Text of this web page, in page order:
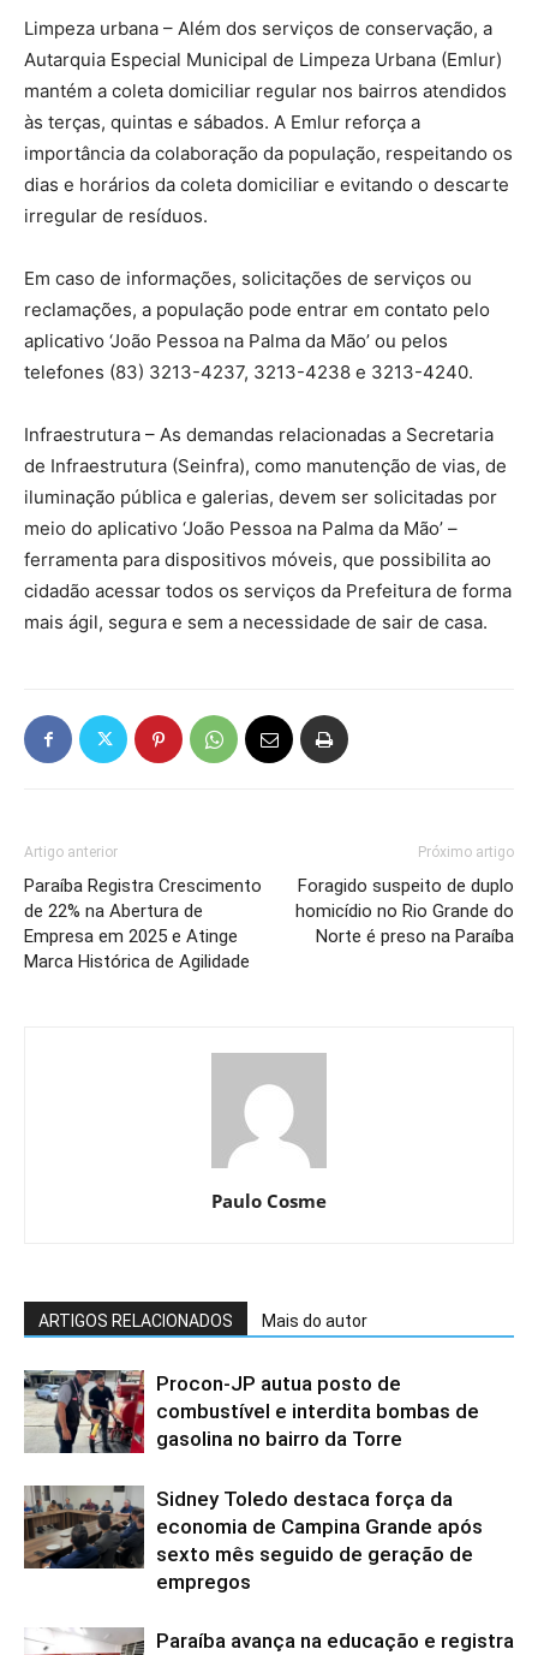
Limpeza urbana – Além dos serviços de conservação, a
Autarquia Especial Municipal de Limpeza Urbana (Emlur)
mantém a coleta domiciliar regular nos bairros atendidos
às terças, quintas e sábados. A Emlur reforça a
importância da colaboração da população, respeitando os
dias e horários da coleta domiciliar e evitando o descarte
irregular de resíduos.
Em caso de informações, solicitações de serviços ou
reclamações, a população pode entrar em contato pelo
aplicativo ‘João Pessoa na Palma da Mão’ ou pelos
telefones (83) 3213-4237, 3213-4238 e 3213-4240.
Infraestrutura – As demandas relacionadas a Secretaria
de Infraestrutura (Seinfra), como manutenção de vias, de
iluminação pública e galerias, devem ser solicitadas por
meio do aplicativo ‘João Pessoa na Palma da Mão’ –
ferramenta para dispositivos móveis, que possibilita ao
cidadão acessar todos os serviços da Prefeitura de forma
mais ágil, segura e sem a necessidade de sair de casa.
Artigo anterior
Paraíba Registra Crescimento
de 22% na Abertura de
Empresa em 2025 e Atinge
Marca Histórica de Agilidade
Próximo artigo
Foragido suspeito de duplo
homicídio no Rio Grande do
Norte é preso na Paraíba
Paulo Cosme
ARTIGOS RELACIONADOS Mais do autor
Procon-JP autua posto de
combustível e interdita bombas de
gasolina no bairro da Torre
Sidney Toledo destaca força da
economia de Campina Grande após
sexto mês seguido de geração de
empregos
Paraíba avança na educação e registra